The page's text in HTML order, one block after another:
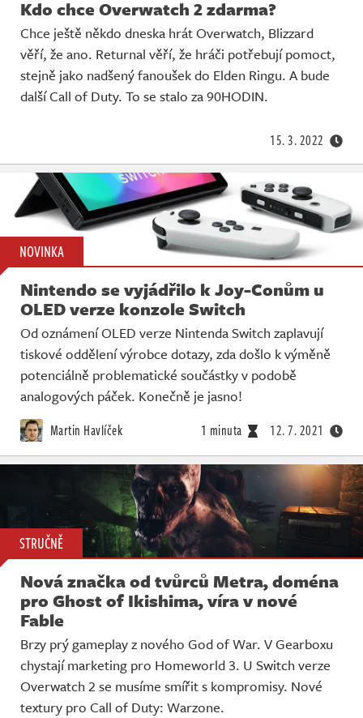
Kdo chce Overwatch 2 zdarma?
Chce ještě někdo dneska hrát Overwatch, Blizzard
věří, že ano. Returnal věří, že hráči potřebují pomoct,
stejně jako nadšený fanoušek do Elden Ringu. A bude
další Call of Duty. To se stalo za 90HODIN.
15. 3. 2022
NOVINKA
Nintendo se vyjádřilo k Joy-Conům u
OLED verze konzole Switch
Od oznámení OLED verze Nintenda Switch zaplavují
tiskové oddělení výrobce dotazy, zda došlo k výměně
potenciálně problematické součástky v podobě
analogových páček. Konečně je jasno!
Martin Havlíček 1 minuta 12. 7. 2021
STRUČNĚ
Nová značka od tvůrců Metra, doména
pro Ghost of Ikishima, víra v nové
Fable
Brzy prý gameplay z nového God of War. V Gearboxu
chystají marketing pro Homeworld 3. U Switch verze
Overwatch 2 se musíme smířit s kompromisy. Nové
textury pro Call of Duty: Warzone.